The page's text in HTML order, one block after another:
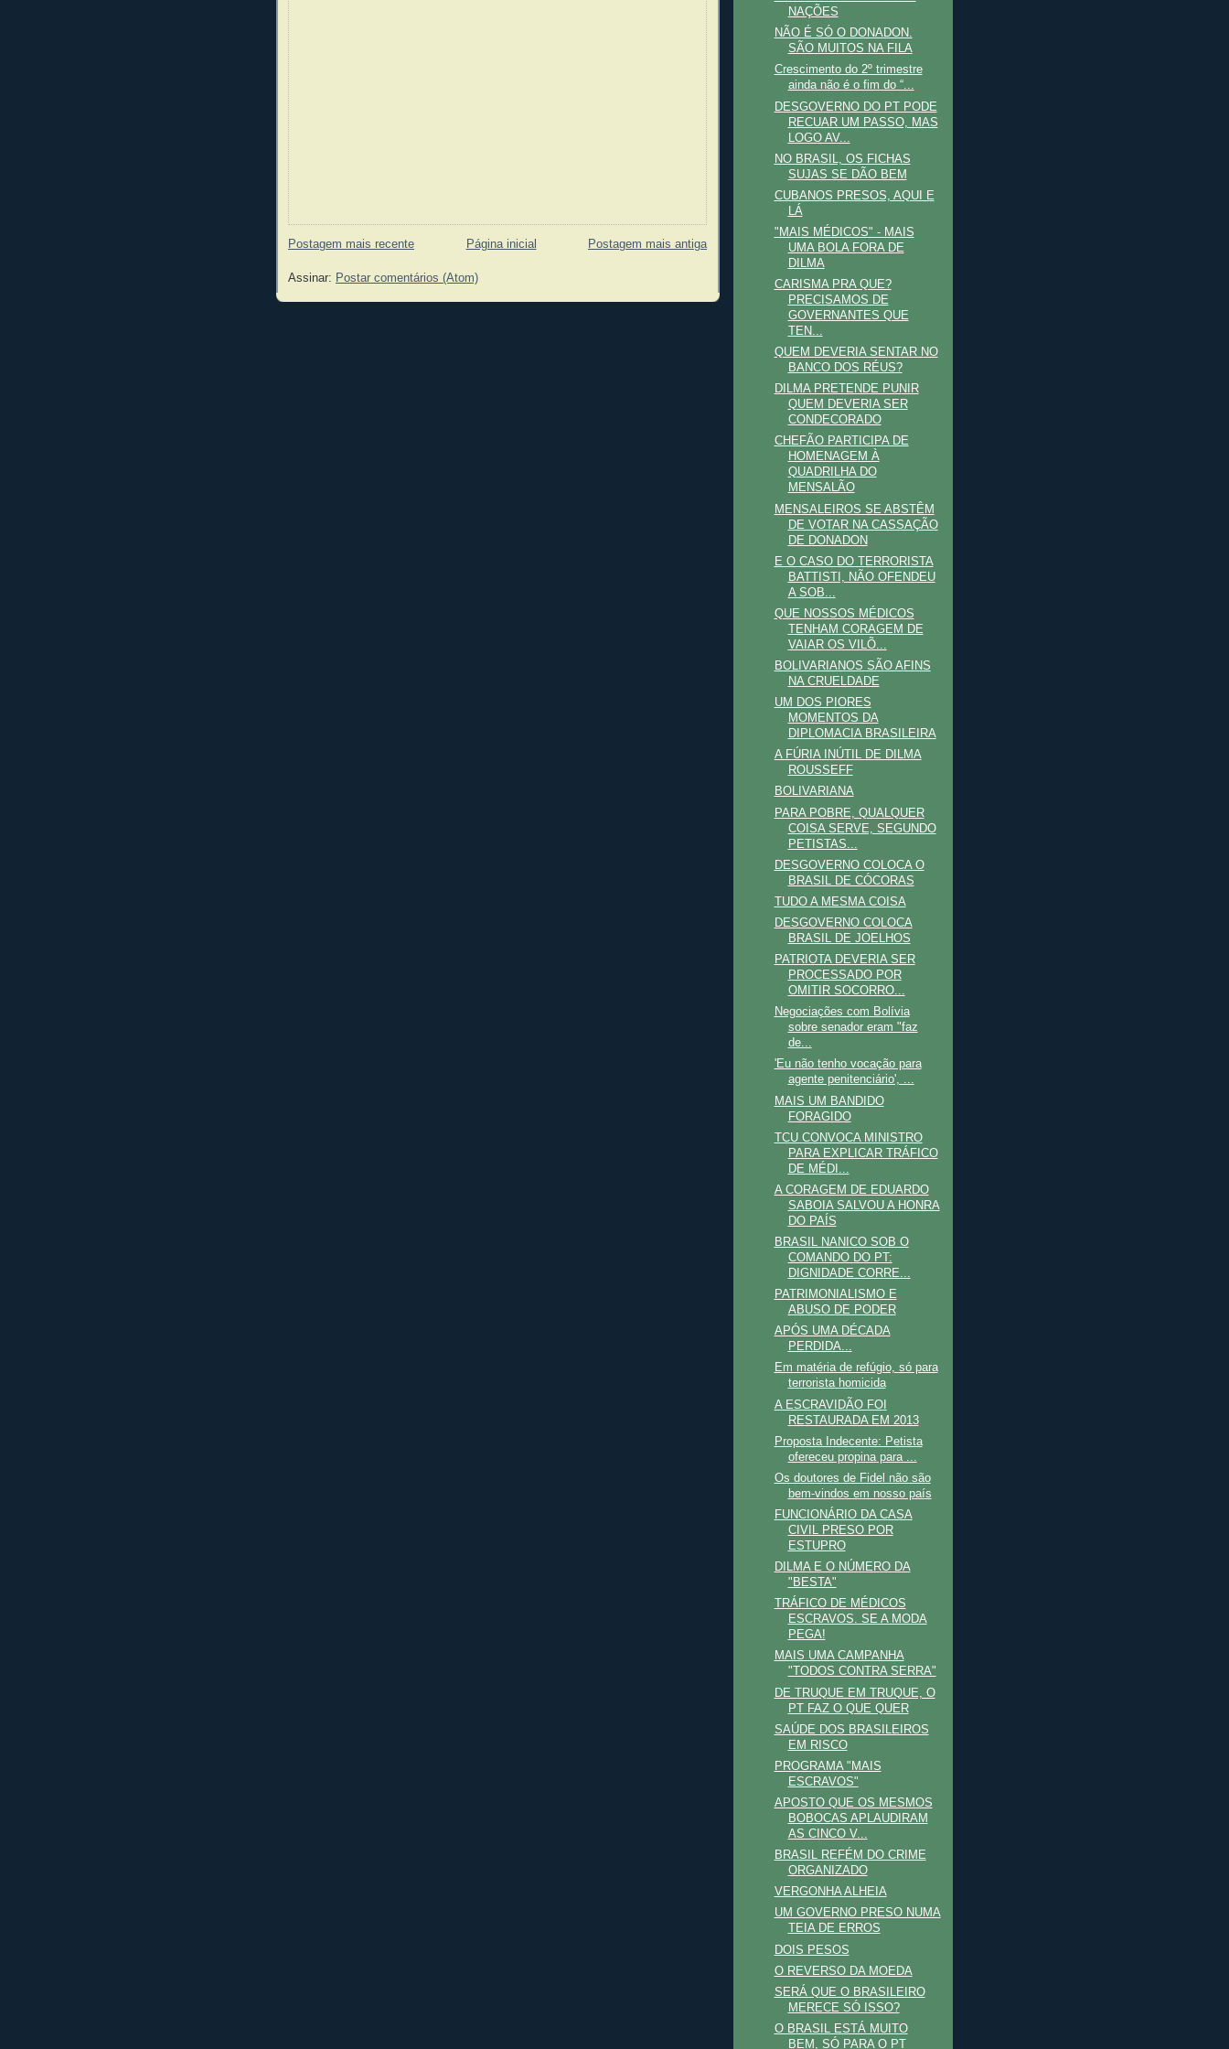
Postagem mais recente Postagem mais antiga
Página inicial
Assinar: Postar comentários (Atom)
NAÇÕES
NÃO É SÓ O DONADON.
SÃO MUITOS NA FILA
Crescimento do 2º trimestre
ainda não é o fim do “...
DESGOVERNO DO PT PODE
RECUAR UM PASSO, MAS
LOGO AV...
NO BRASIL, OS FICHAS
SUJAS SE DÃO BEM
CUBANOS PRESOS, AQUI E
LÁ
"MAIS MÉDICOS" - MAIS
UMA BOLA FORA DE
DILMA
CARISMA PRA QUE?
PRECISAMOS DE
GOVERNANTES QUE
TEN...
QUEM DEVERIA SENTAR NO
BANCO DOS RÉUS?
DILMA PRETENDE PUNIR
QUEM DEVERIA SER
CONDECORADO
CHEFÃO PARTICIPA DE
HOMENAGEM À
QUADRILHA DO
MENSALÃO
MENSALEIROS SE ABSTÊM
DE VOTAR NA CASSAÇÃO
DE DONADON
E O CASO DO TERRORISTA
BATTISTI, NÃO OFENDEU
A SOB...
QUE NOSSOS MÉDICOS
TENHAM CORAGEM DE
VAIAR OS VILÕ...
BOLIVARIANOS SÃO AFINS
NA CRUELDADE
UM DOS PIORES
MOMENTOS DA
DIPLOMACIA BRASILEIRA
A FÚRIA INÚTIL DE DILMA
ROUSSEFF
BOLIVARIANA
PARA POBRE, QUALQUER
COISA SERVE, SEGUNDO
PETISTAS...
DESGOVERNO COLOCA O
BRASIL DE CÓCORAS
TUDO A MESMA COISA
DESGOVERNO COLOCA
BRASIL DE JOELHOS
PATRIOTA DEVERIA SER
PROCESSADO POR
OMITIR SOCORRO...
Negociações com Bolívia
sobre senador eram "faz
de...
'Eu não tenho vocação para
agente penitenciário', ...
MAIS UM BANDIDO
FORAGIDO
TCU CONVOCA MINISTRO
PARA EXPLICAR TRÁFICO
DE MÉDI...
A CORAGEM DE EDUARDO
SABOIA SALVOU A HONRA
DO PAÍS
BRASIL NANICO SOB O
COMANDO DO PT:
DIGNIDADE CORRE...
PATRIMONIALISMO E
ABUSO DE PODER
APÓS UMA DÉCADA
PERDIDA...
Em matéria de refúgio, só para
terrorista homicida
A ESCRAVIDÃO FOI
RESTAURADA EM 2013
Proposta Indecente: Petista
ofereceu propina para ...
Os doutores de Fidel não são
bem-vindos em nosso país
FUNCIONÁRIO DA CASA
CIVIL PRESO POR
ESTUPRO
DILMA E O NÚMERO DA
"BESTA"
TRÁFICO DE MÉDICOS
ESCRAVOS. SE A MODA
PEGA!
MAIS UMA CAMPANHA
"TODOS CONTRA SERRA"
DE TRUQUE EM TRUQUE, O
PT FAZ O QUE QUER
SAÚDE DOS BRASILEIROS
EM RISCO
PROGRAMA "MAIS
ESCRAVOS"
APOSTO QUE OS MESMOS
BOBOCAS APLAUDIRAM
AS CINCO V...
BRASIL REFÉM DO CRIME
ORGANIZADO
VERGONHA ALHEIA
UM GOVERNO PRESO NUMA
TEIA DE ERROS
DOIS PESOS
O REVERSO DA MOEDA
SERÁ QUE O BRASILEIRO
MERECE SÓ ISSO?
O BRASIL ESTÁ MUITO
BEM, SÓ PARA O PT